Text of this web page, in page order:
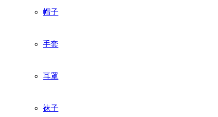
帽子
手套
耳罩
袜子